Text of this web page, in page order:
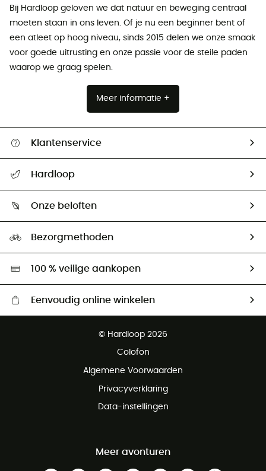
Bij Hardloop geloven we dat natuur en beweging centraal
moeten staan ​​in ons leven. Of je nu een beginner bent of
een atleet op hoog niveau, sinds 2015 delen we onze smaak
voor goede uitrusting en onze passie voor de steile paden
waarop we graag spelen.
Meer informatie +
Klantenservice
Mijn zending volgen
Retourzendingen & Terugbetalingen
Hardloop
Ambassadeurs
Onze beloften
Hardgreen
Bezorgmethoden
100 % veilige aankopen
Eenvoudig online winkelen
Gratis retourneren binnen 100 dagen
© Hardloop 2026
Colofon
Algemene Voorwaarden
Privacyverklaring
Data-instellingen
Meer avonturen